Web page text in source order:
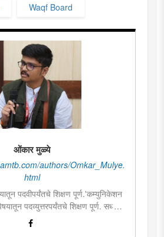
Waqf Board
ओंकार मुळ्ये
authors/Omkar_Mulye.
html
पदवीपर्यंतचे शिक्षण पूर्ण.'कम्युनिकेशन
पदव्युत्तरपर्यंतचे शिक्षण पूर्ण. सध्या
वेब उपसंपादक म्हणून कार्यरत. लिखाण,
इ.ची आवड.लिवोग्राफी भाषाशैलीत